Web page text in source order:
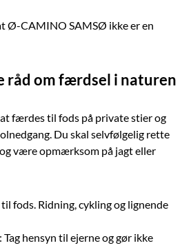
Ø-CAMINO SAMSØ ikke er en
råd om færdsel i naturen
færdes til fods på private stier og
Du skal selvfølgelig rette
være opmærksom på jagt eller
fods. Ridning, cykling og lignende
hensyn til ejerne og gør ikke